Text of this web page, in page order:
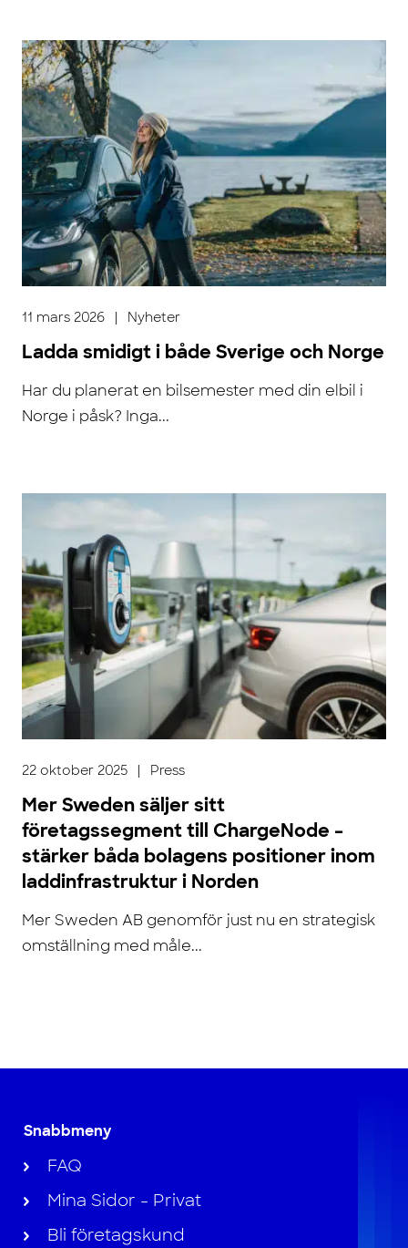
11 mars 2026| Nyheter
Ladda smidigt i både Sverige och Norge
Har du planerat en bilsemester med din elbil i
Norge i påsk? Inga...
22 oktober 2025| Press
Mer Sweden säljer sitt
företagssegment till ChargeNode –
stärker båda bolagens positioner inom
laddinfrastruktur i Norden
Mer Sweden AB genomför just nu en strategisk
omställning med måle...
Snabbmeny
FAQ
Mina Sidor - Privat
Bli företagskund